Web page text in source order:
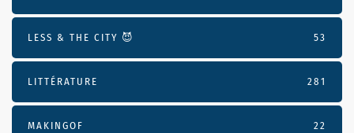
LESS & THE CITY 😈 53
LITTÉRATURE 281
MAKINGOF 22